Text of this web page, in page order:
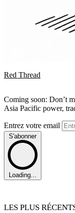
Red Thread
Coming soon: Don’t
Asia Pacific power,
Entrez votre email
S'abonner
Loading...
LES PLUS